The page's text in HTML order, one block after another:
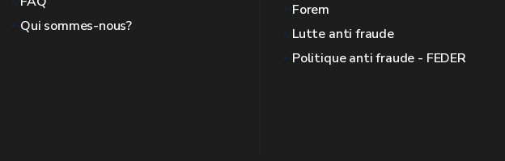
Qui sommes-nous?
Forem
Lutte anti fraude
Politique anti fraude - FEDER